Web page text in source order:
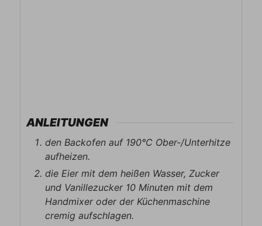
ANLEITUNGEN
den Backofen auf 190°C Ober-/Unterhitze
aufheizen.
die Eier mit dem heißen Wasser, Zucker
und Vanillezucker 10 Minuten mit dem
Handmixer oder der Küchenmaschine
cremig aufschlagen.